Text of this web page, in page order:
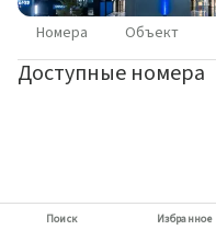
Номера Объект
Доступные номера
Поиск Избранное